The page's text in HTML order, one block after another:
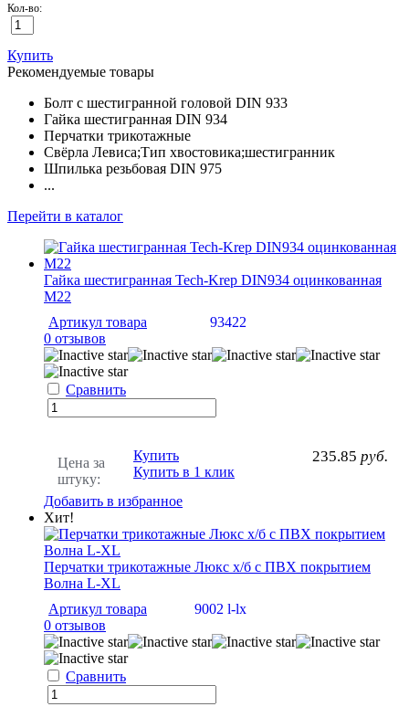
Кол-во:
Купить
Рекомендуемые товары
Болт с шестигранной головой DIN 933
Гайка шестигранная DIN 934
Перчатки трикотажные
Свёрла Левиса;Тип хвостовика;шестигранник
Шпилька резьбовая DIN 975
...
Перейти в каталог
Гайка шестигранная Tech-Krep DIN934 оцинкованная
M22
Артикул товара
93422
0 отзывов
Сравнить
Цена за
штуку:
235.85 руб.
Купить
Купить в 1 клик
Добавить в избранное
Хит!
Перчатки трикотажные Люкс х/б с ПВХ покрытием
Волна L-XL
Артикул товара
9002 l-lx
0 отзывов
Сравнить